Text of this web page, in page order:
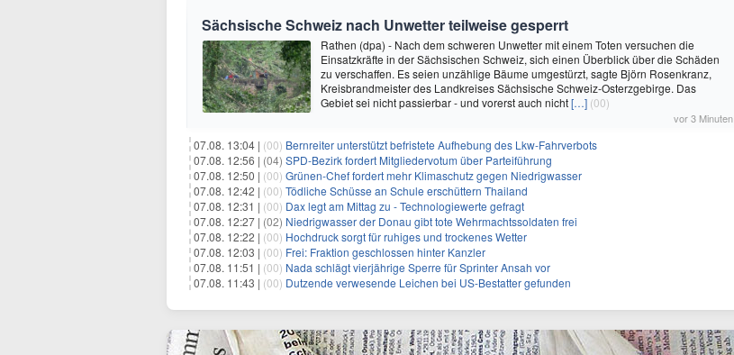
Sächsische Schweiz nach Unwetter teilweise gesperrt
Rathen (dpa) - Nach dem schweren Unwetter mit einem Toten versuchen die
Einsatzkräfte in der Sächsischen Schweiz, sich einen Überblick über die Schäden
zu verschaffen. Es seien unzählige Bäume umgestürzt, sagte Björn Rosenkranz,
Kreisbrandmeister des Landkreises Sächsische Schweiz-Osterzgebirge. Das
Gebiet sei nicht passierbar - und vorerst auch nicht[…] (00)
vor 3 Minuten
07.08. 13:04 | (00) Bernreiter unterstützt befristete Aufhebung des Lkw-Fahrverbots
07.08. 12:56 | (04) SPD-Bezirk fordert Mitgliedervotum über Parteiführung
07.08. 12:50 | (00) Grünen-Chef fordert mehr Klimaschutz gegen Niedrigwasser
07.08. 12:42 | (00) Tödliche Schüsse an Schule erschüttern Thailand
07.08. 12:31 | (00) Dax legt am Mittag zu - Technologiewerte gefragt
07.08. 12:27 | (02) Niedrigwasser der Donau gibt tote Wehrmachtssoldaten frei
07.08. 12:22 | (00) Hochdruck sorgt für ruhiges und trockenes Wetter
07.08. 12:03 | (00) Frei: Fraktion geschlossen hinter Kanzler
07.08. 11:51 | (00) Nada schlägt vierjährige Sperre für Sprinter Ansah vor
07.08. 11:43 | (00) Dutzende verwesende Leichen bei US-Bestatter gefunden